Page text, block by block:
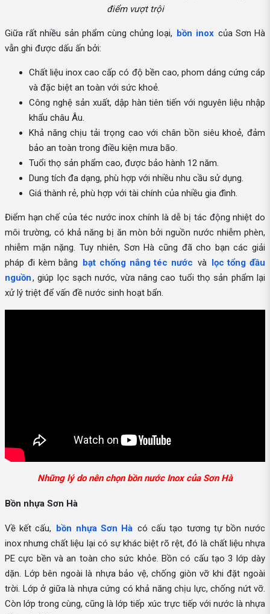
điểm vượt trội
Giữa rất nhiều sản phẩm cùng chủng loại, bồn inox của Sơn Hà
vẫn ghi được dấu ấn bởi:
Chất liệu inox cao cấp có độ bền cao, phom dáng cứng cáp
và đặc biệt an toàn với sức khoẻ.
Công nghệ sản xuất, dập hàn tiên tiến với nguyên liệu nhập
khẩu châu Âu.
Khả năng chịu tải trọng cao với chân bồn siêu khoẻ, đảm
bảo an toàn trong điều kiện mưa bão.
Tuổi thọ sản phẩm cao, được bảo hành 12 năm.
Dung tích đa dạng, phù hợp với nhiều nhu cầu sử dụng.
Giá thành rẻ, phù hợp với tài chính của nhiều gia đình.
Điểm hạn chế của téc nước inox chính là dễ bị tác động nhiệt do
môi trường, có khả năng bị ăn mòn bởi nguồn nước nhiễm phèn,
nhiễm mặn nặng. Tuy nhiên, Sơn Hà cũng đã cho bạn các giải
pháp đi kèm bằng bạt chống nắng téc nước và lọc tổng đầu
nguồn, giúp lọc sạch nước, vừa nâng cao tuổi thọ sản phẩm lại
xử lý triệt để vấn đề nước sinh hoạt bẩn.
Những lý do nên chọn bồn nước Inox của Sơn Hà
Bồn nhựa Sơn Hà
Về kết cấu, bồn nhựa Sơn Hà có cấu tạo tương tự bồn nước
inox nhưng chất liệu lại có sự khác biệt rõ rệt, đó là chất liệu nhựa
PE cực bền và an toàn cho sức khỏe. Bồn có cấu tạo 3 lớp dày
dặn. Lớp bên ngoài là nhựa bảo vệ, chống giòn vỡ khi đặt ngoài
trời. Lớp ở giữa là nhựa cứng có khả năng chịu lực, chống nứt vỡ.
Còn lớp trong cùng, cũng là lớp tiếp xúc trực tiếp với nước là nhựa